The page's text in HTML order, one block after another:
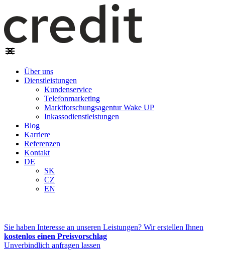
Über uns
Dienstleistungen
Kundenservice
Telefonmarketing
Marktforschungsagentur Wake UP
Inkassodienstleistungen
Blog
Karriere
Referenzen
Kontakt
DE
SK
CZ
EN
Sie haben Interesse an unseren Leistungen? Wir erstellen Ihnen
kostenlos einen Preisvorschlag
Unverbindlich anfragen lassen